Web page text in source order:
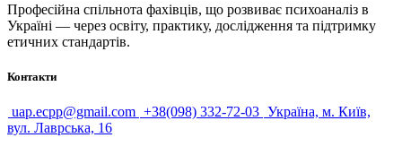
Професійна спільнота фахівців, що розвиває психоаналіз в
Україні — через освіту, практику, дослідження та підтримку
етичних стандартів.
Контакти
uap.ecpp@gmail.com +38(098) 332-72-03 Україна, м. Київ,
вул. Лаврська, 16